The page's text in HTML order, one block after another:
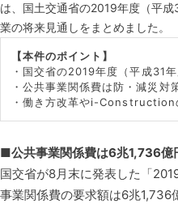
は、国土交通省の2019年度（平
業の将来見通しをまとめました。
【本件のポイント】
・国交省の2019年度（平成31
・公共事業関係費は防・減災
・働き方改革やi-Construction
■公共事業関係費は6兆1,736億
国交省が8月末に発表した「
事業関係費の要求額は6兆1,736